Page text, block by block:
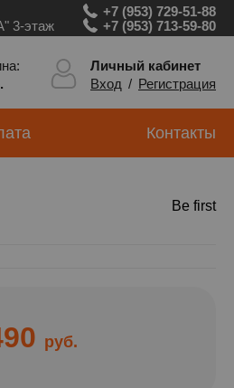
3-этаж
+7 (953) 729-51-88
+7 (953) 713-59-80
Личный кабинет
Вход / Регистрация
Контакты
Be first
руб.